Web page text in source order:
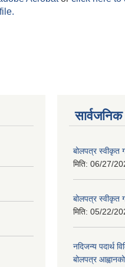
बोलपत्र स्वीकृत
मिति: 06/27/
बोलपत्र स्वीकृत
मिति: 05/22/
नदिजन्य पदार्थ
बोलपत्र